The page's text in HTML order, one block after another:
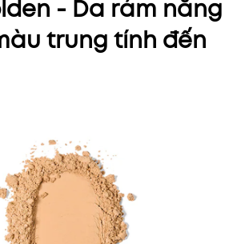
- Da rám nắng
trung tính đến